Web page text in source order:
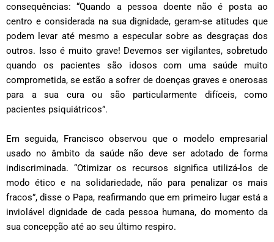
consequências: “Quando a pessoa doente não é posta ao
centro e considerada na sua dignidade, geram-se atitudes que
podem levar até mesmo a especular sobre as desgraças dos
outros. Isso é muito grave! Devemos ser vigilantes, sobretudo
quando os pacientes são idosos com uma saúde muito
comprometida, se estão a sofrer de doenças graves e onerosas
para a sua cura ou são particularmente difíceis, como
pacientes psiquiátricos”.
Em seguida, Francisco observou que o modelo empresarial
usado no âmbito da saúde não deve ser adotado de forma
indiscriminada. “Otimizar os recursos significa utilizá-los de
modo ético e na solidariedade, não para penalizar os mais
fracos”, disse o Papa, reafirmando que em primeiro lugar está a
inviolável dignidade de cada pessoa humana, do momento da
sua concepção até ao seu último respiro.